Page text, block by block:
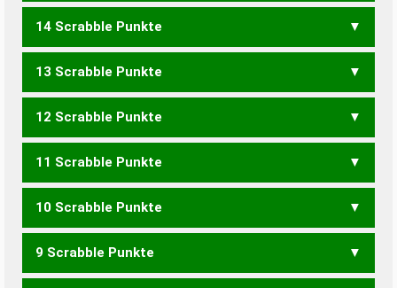
MIXERN REMIXE
14 Scrabble Punkte
MIXER REMIX VERMEIN
13 Scrabble Punkte
VERMIN
12 Scrabble Punkte
EXNER REXEN XENIE
11 Scrabble Punkte
EXEN NIXE REXE VEREIN
10 Scrabble Punkte
EXE NIX REX ERVEN
9 Scrabble Punkte